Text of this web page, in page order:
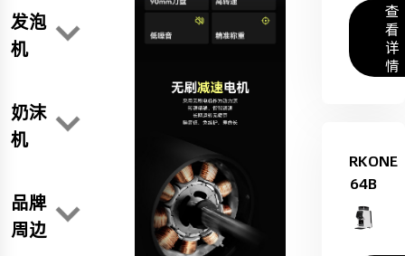
发泡
机
奶沫
机
品牌
周边
查
看
详
情
RKONE
64B